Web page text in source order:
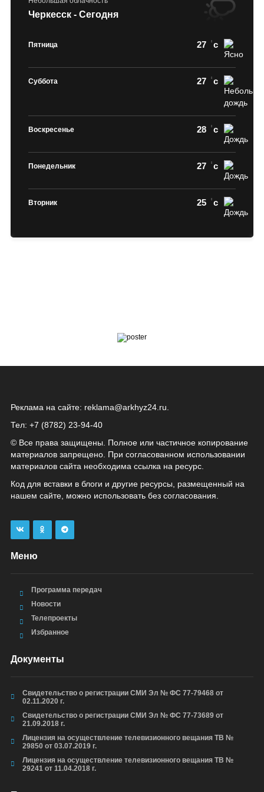
Черкесск - Сегодня
Пятница 27 c
Суббота 27 c
Воскресенье 28 c
Понедельник 27 c
Вторник 25 c
Реклама на сайте: reklama@arkhyz24.ru
Тел: +7 (8782) 23‑94‑40
© Все права защищены. Полное или частичное копирование
материалов запрещено. При согласованном использовании
материалов сайта необходима ссылка на ресурс.
Код для вставки в блоги и другие ресурсы, размещенный на
нашем сайте, можно использовать без согласования.
Меню
Программа передач
Новости
Телепроекты
Избранное
Документы
Свидетельство о регистрации СМИ Эл № ФС 77-79468 от
02.11.2020 г.
Свидетельство о регистрации СМИ Эл № ФС 77-73689 от
21.09.2018 г.
Лицензия на осуществление телевизионного вещания ТВ №
29850 от 03.07.2019 г.
Лицензия на осуществление телевизионного вещания ТВ №
29241 от 11.04.2018 г.